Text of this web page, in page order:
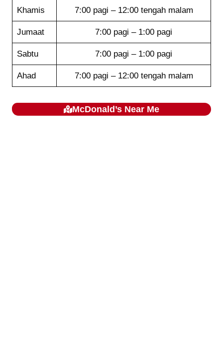
Khamis 7:00 pagi – 12:00 tengah malam
Jumaat 7:00 pagi – 1:00 pagi
Sabtu 7:00 pagi – 1:00 pagi
Ahad 7:00 pagi – 12:00 tengah malam
McDonald’s Near Me